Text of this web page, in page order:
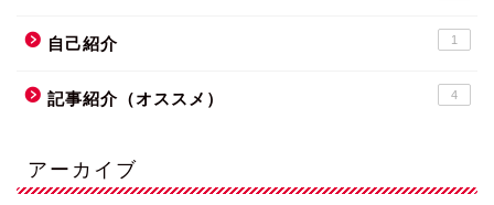
自己紹介 1
記事紹介（オススメ） 4
アーカイブ